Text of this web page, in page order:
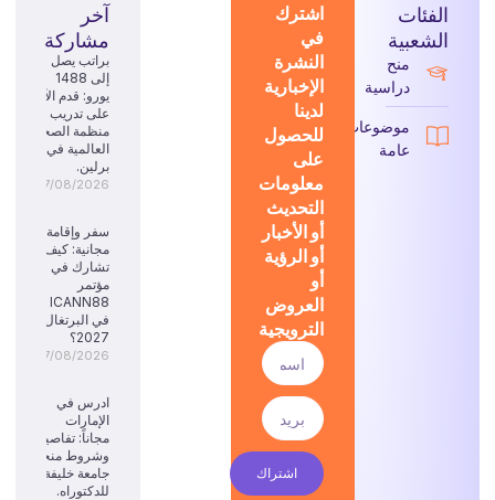
الفئات
الشعبية
منح
دراسية
موضوعات
عامة
اشترك
في
النشرة
الإخبارية
لدينا
للحصول
على
معلومات
التحديث
أو الأخبار
أو الرؤية
أو
العروض
الترويجية
اشتراك
آخر
مشاركة
براتب يصل
إلى 1488
يورو: قدم الآن
على تدريب
منظمة الصحة
العالمية في
برلين.
07/08/2026
سفر وإقامة
مجانية: كيف
تشارك في
مؤتمر
ICANN88
في البرتغال
2027؟
07/08/2026
ادرس في
الإمارات
مجاناً: تفاصيل
وشروط منحة
جامعة خليفة
للدكتوراه.